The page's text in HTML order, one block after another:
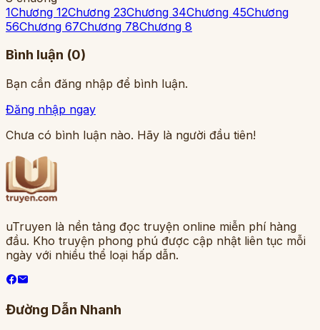
1Chương 12Chương 23Chương 34Chương 45Chương
56Chương 67Chương 78Chương 8
Bình luận (0)
Bạn cần đăng nhập để bình luận.
Đăng nhập ngay
Chưa có bình luận nào. Hãy là người đầu tiên!
uTruyen là nền tảng đọc truyện online miễn phí hàng
đầu. Kho truyện phong phú được cập nhật liên tục mỗi
ngày với nhiều thể loại hấp dẫn.
Đường Dẫn Nhanh